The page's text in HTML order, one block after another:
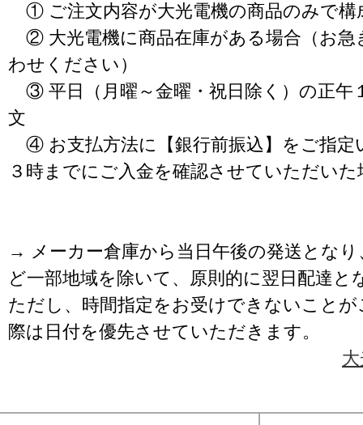
① ご注文内容が大光電機の商品のみで構
② 大光電機に商品在庫がある場合（お急
わせください）
③ 平日（月曜～金曜・祝日除く）の正午
文
④ お支払方法に【銀行前振込】をご指定
３時までにご入金を確認させていただいた
→ メーカー倉庫から当日午後の発送となり
ど一部地域を除いて、原則的に翌日配達と
ただし、時間指定をお受けできないこと
際は日付を優先させていただきます。